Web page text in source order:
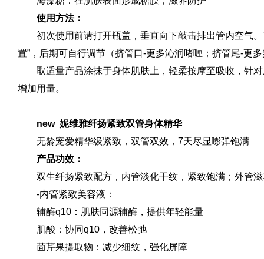
使用方法：
初次使用前请打开瓶盖，垂直向下敲击排出管内空气
置”，后期可自行调节（挤管口-更多沁润啫喱；挤管尾-更
取适量产品涂抹于身体肌肤上，轻柔按摩至吸收，针
增加用量。
new 妮维雅纤扬紧致双管身体精华
无龄宠爱精华级紧致，双管双效，7天尽显嘭弹饱满
产品功效：
双生纤扬紧致配方，内管淡化干纹，紧致饱满；外管
-内管紧致美容液：
辅酶q10：肌肤同源辅酶，提供年轻能量
肌酸：协同q10，改善松弛
茴芹果提取物：减少细纹，强化屏障